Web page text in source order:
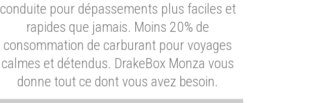
conduite pour dépassements plus faciles et
rapides que jamais. Moins 20% de
consommation de carburant pour voyages
calmes et détendus. DrakeBox Monza vous
donne tout ce dont vous avez besoin.